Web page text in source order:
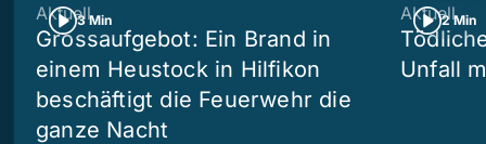
3 Min
Aktuell
Grossaufgebot: Ein Brand in
einem Heustock in Hilfikon
beschäftigt die Feuerwehr die
ganze Nacht
2 Min
Aktuell
Unfall